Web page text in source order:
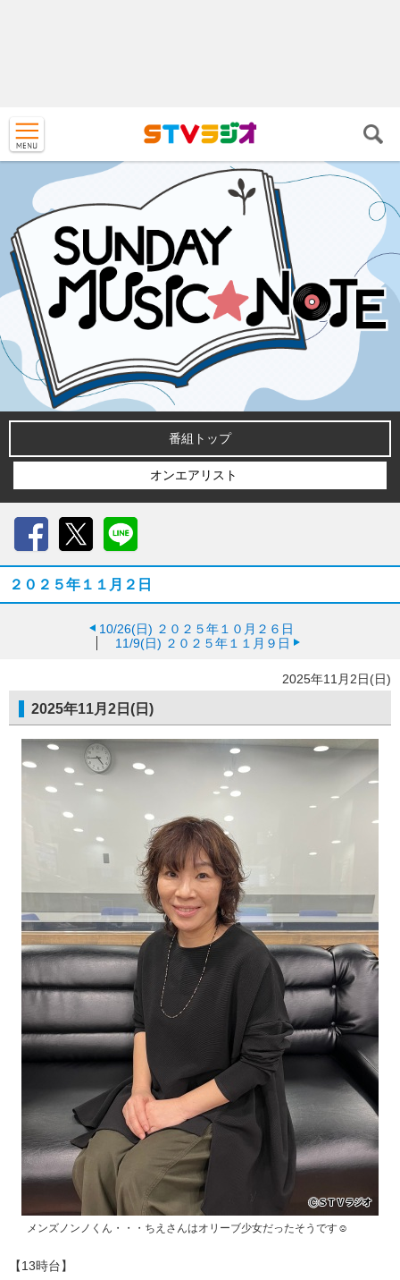
番組トップ
オンエアリスト
２０２５年１１月２日
10/26(日) ２０２５年１０月２６日
11/9(日) ２０２５年１１月９日
2025年11月2日(日)
2025年11月2日(日)
メンズノンノくん・・・ちえさんはオリーブ少女だったそうです☺
【13時台】